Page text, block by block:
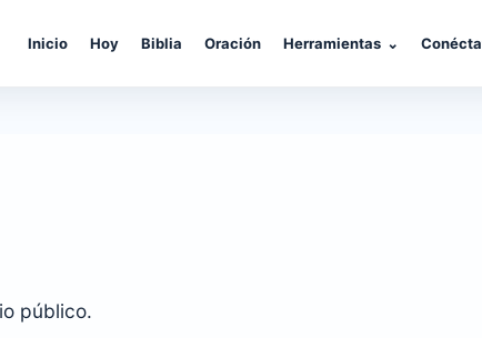
Inicio Hoy Biblia Oración Herramientas ⌄
público.